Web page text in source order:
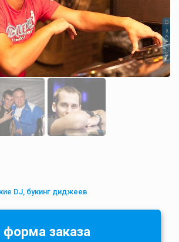
DJ, букинг диджеев
заказа